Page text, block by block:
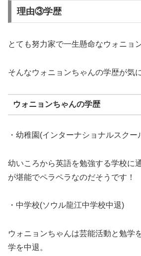
理由③学歴
とても努力家で一生懸命なウォニョ
そんなウォニョンちゃんの学歴が気
ウォニョンちゃんの学歴
・幼稚園(インターナショナルスクー
幼いころから英語を勉強する学校に
が堪能でペラペラなのだそうです！
・中学校(ソウル龍江中学校中退)
ウォニョンちゃんは芸能活動と勉学
学を中退。